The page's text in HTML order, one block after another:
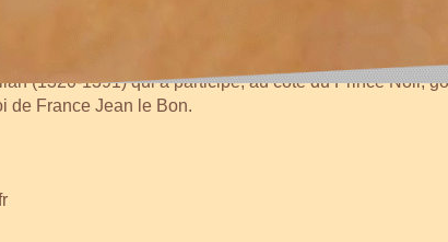
Terre, alors roi d'Angleterre et duc de Guyenne. Il
(1320-1391) qui a participé, au côté du Prince Noir,
de France Jean le Bon.